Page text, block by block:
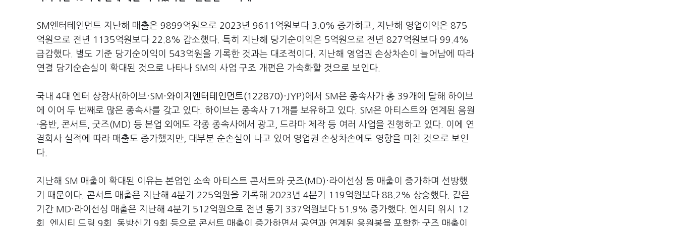
SM엔터테인먼트 지난해 매출은 9899억원으로 2023년 9611억원보다 3.0% 증가하고, 지난해 영업이익은 875
억원으로 전년 1135억원보다 22.8% 감소했다. 특히 지난해 당기순이익은 5억원으로 전년 827억원보다 99.4%
급감했다. 별도 기준 당기순이익이 543억원을 기록한 것과는 대조적이다. 지난해 영업권 손상차손이 늘어남에 따라
연결 당기순손실이 확대된 것으로 나타나 SM의 사업 구조 개편은 가속화할 것으로 보인다.
국내 4대 엔터 상장사(하이브·SM·와이지엔터테인먼트(122870) ·JYP)에서 SM은 종속사가 총 39개에 달해 하이브
에 이어 두 번째로 많은 종속사를 갖고 있다. 하이브는 종속사 71개를 보유하고 있다. SM은 아티스트와 연계된 음원
·음반, 콘서트, 굿즈(MD) 등 본업 외에도 각종 종속사에서 광고, 드라마 제작 등 여러 사업을 진행하고 있다. 이에 연
결회사 실적에 따라 매출도 증가했지만, 대부분 순손실이 나고 있어 영업권 손상차손에도 영향을 미친 것으로 보인
다.
지난해 SM 매출이 확대된 이유는 본업인 소속 아티스트 콘서트와 굿즈(MD)·라이선싱 등 매출이 증가하며 선방했
기 때문이다. 콘서트 매출은 지난해 4분기 225억원을 기록해 2023년 4분기 119억원보다 88.2% 상승했다. 같은
기간 MD·라이선싱 매출은 지난해 4분기 512억원으로 전년 동기 337억원보다 51.9% 증가했다. 엔시티 위시 12
회, 엔시티 드림 9회, 동방신기 9회 등으로 콘서트 매출이 증가하면서 공연과 연계된 응원봉을 포함한 굿즈 매출이